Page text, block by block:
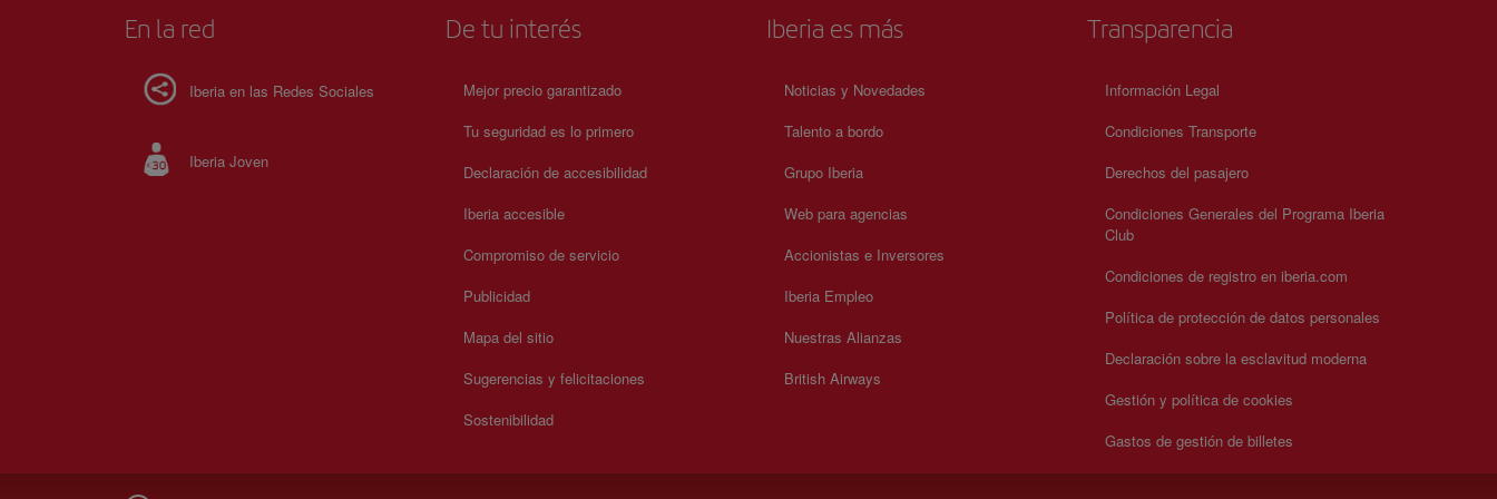
En la red
Iberia en las Redes Sociales
Iberia Joven
De tu interés
Mejor precio garantizado
Tu seguridad es lo primero
Declaración de accesibilidad
Iberia accesible
Compromiso de servicio
Publicidad
Mapa del sitio
Sugerencias y felicitaciones
Sostenibilidad
Iberia es más
Noticias y Novedades
Talento a bordo
Grupo Iberia
Web para agencias
Accionistas e Inversores
Iberia Empleo
Nuestras Alianzas
British Airways
Transparencia
Información Legal
Condiciones Transporte
Derechos del pasajero
Condiciones Generales del Programa Iberia
Club
Condiciones de registro en iberia.com
Política de protección de datos personales
Declaración sobre la esclavitud moderna
Gestión y política de cookies
Gastos de gestión de billetes